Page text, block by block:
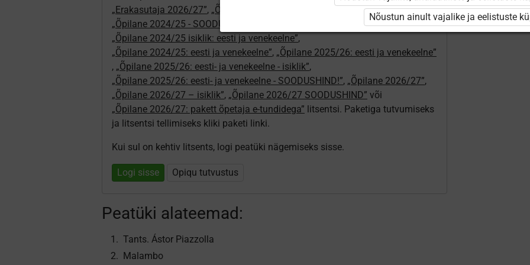
„Erakasutaja 2026/27”, „Õpilane 2024/25”
„Õpilane 2024/25 - SOODUSHIND!”
„Õpilane 2024/25 – isiklik”,
„Õpilane 2024/25 isiklik: eesti ja venekeelne”,
„Õpilane 2024/25: eesti ja venekeelne”, „Õpilane 2025/26: eesti ja venekeelne”
, „Õpilane 2025/26: eesti- ja venekeelne - isiklik”,
„Õpilane 2025/26: eesti- ja venekeelne - SOODUSHIND!”, „Õpilane 2026/27”,
„Õpilane 2026/27 – isiklik”, „Õpilane 2026/27 SOODUSHIND” või
„Õpilane 2026/27: pakett õpetaja e-tundidega” litsentsi. Paketiga tutvumiseks
ja litsentsi tellimiseks kliki paketi linki.
Kui sul on kehtiv litsents, logi peatüki nägemiseks sisse.
Logi sisse Opiqu tutvustus
Peatüki alateemad:
Tants. Ástor Piazzolla
Malambo
Nõustun ainult vajalike ja eelistuste